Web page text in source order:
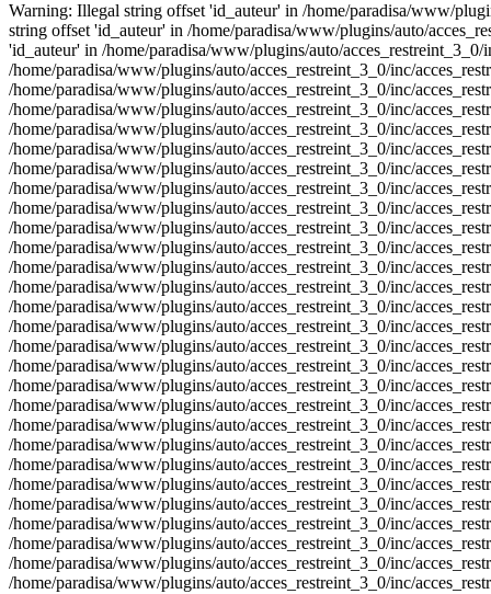
Warning: Illegal string offset 'id_auteur' in /home/paradisa/www/
string offset 'id_auteur' in /home/paradisa/www/plugins/auto/
'id_auteur' in /home/paradisa/www/plugins/auto/
/home/paradisa/www/plugins/auto/acces_restreint_3_0/inc/
/home/paradisa/www/plugins/auto/acces_restreint_3_0/inc/
/home/paradisa/www/plugins/auto/acces_restreint_3_0/inc/
/home/paradisa/www/plugins/auto/acces_restreint_3_0/inc/
/home/paradisa/www/plugins/auto/acces_restreint_3_0/inc/
/home/paradisa/www/plugins/auto/acces_restreint_3_0/inc/
/home/paradisa/www/plugins/auto/acces_restreint_3_0/inc/
/home/paradisa/www/plugins/auto/acces_restreint_3_0/inc/
/home/paradisa/www/plugins/auto/acces_restreint_3_0/inc/
/home/paradisa/www/plugins/auto/acces_restreint_3_0/inc/
/home/paradisa/www/plugins/auto/acces_restreint_3_0/inc/
/home/paradisa/www/plugins/auto/acces_restreint_3_0/inc/
/home/paradisa/www/plugins/auto/acces_restreint_3_0/inc/
/home/paradisa/www/plugins/auto/acces_restreint_3_0/inc/
/home/paradisa/www/plugins/auto/acces_restreint_3_0/inc/
/home/paradisa/www/plugins/auto/acces_restreint_3_0/inc/
/home/paradisa/www/plugins/auto/acces_restreint_3_0/inc/
/home/paradisa/www/plugins/auto/acces_restreint_3_0/inc/
/home/paradisa/www/plugins/auto/acces_restreint_3_0/inc/
/home/paradisa/www/plugins/auto/acces_restreint_3_0/inc/
/home/paradisa/www/plugins/auto/acces_restreint_3_0/inc/
/home/paradisa/www/plugins/auto/acces_restreint_3_0/inc/
/home/paradisa/www/plugins/auto/acces_restreint_3_0/inc/
/home/paradisa/www/plugins/auto/acces_restreint_3_0/inc/
/home/paradisa/www/plugins/auto/acces_restreint_3_0/inc/
/home/paradisa/www/plugins/auto/acces_restreint_3_0/inc/
/home/paradisa/www/plugins/auto/acces_restreint_3_0/inc/